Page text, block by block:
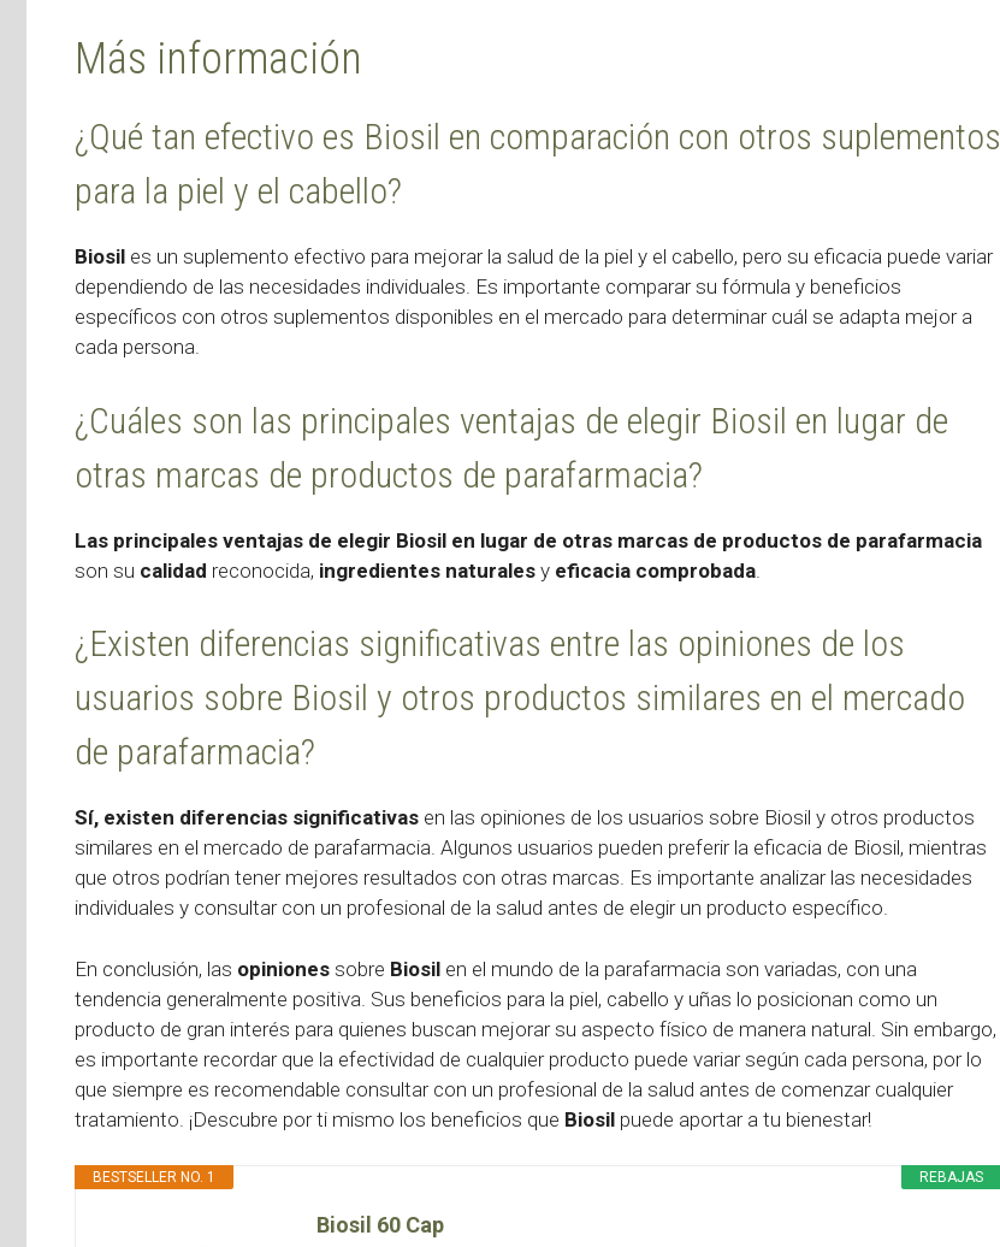
Más información
¿Qué tan efectivo es Biosil en comparación con otros suplementos
para la piel y el cabello?
Biosil es un suplemento efectivo para mejorar la salud de la piel y el cabello, pero su eficacia puede variar
dependiendo de las necesidades individuales. Es importante comparar su fórmula y beneficios
específicos con otros suplementos disponibles en el mercado para determinar cuál se adapta mejor a
cada persona.
¿Cuáles son las principales ventajas de elegir Biosil en lugar de
otras marcas de productos de parafarmacia?
Las principales ventajas de elegir Biosil en lugar de otras marcas de productos de parafarmacia
son su calidad reconocida, ingredientes naturales y eficacia comprobada
¿Existen diferencias significativas entre las opiniones de los
usuarios sobre Biosil y otros productos similares en el mercado
de parafarmacia?
Sí, existen diferencias significativas en las opiniones de los usuarios sobre Biosil y otros productos
similares en el mercado de parafarmacia. Algunos usuarios pueden preferir la eficacia de Biosil, mientras
que otros podrían tener mejores resultados con otras marcas. Es importante analizar las necesidades
individuales y consultar con un profesional de la salud antes de elegir un producto específico.
En conclusión, las opiniones sobre Biosil en el mundo de la parafarmacia son variadas, con una
tendencia generalmente positiva. Sus beneficios para la piel, cabello y uñas lo posicionan como un
producto de gran interés para quienes buscan mejorar su aspecto físico de manera natural. Sin embargo,
es importante recordar que la efectividad de cualquier producto puede variar según cada persona, por lo
que siempre es recomendable consultar con un profesional de la salud antes de comenzar cualquier
tratamiento. ¡Descubre por ti mismo los beneficios que Biosil puede aportar a tu bienestar!
REBAJAS
BESTSELLER NO. 1
Biosil 60 Cap